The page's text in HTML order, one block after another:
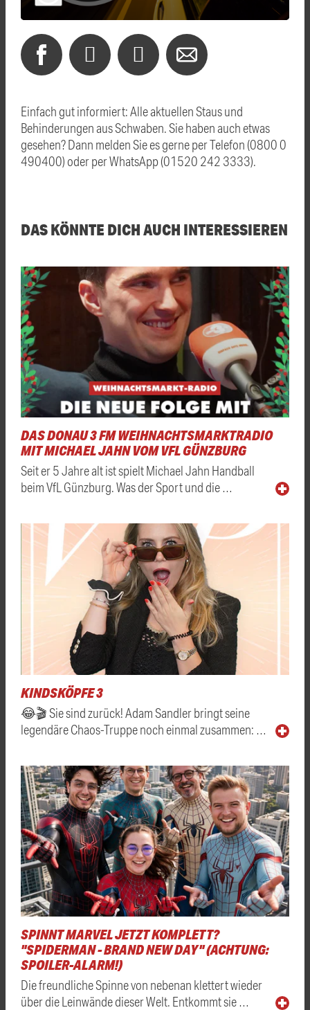
Einfach gut informiert: Alle aktuellen Staus und
Behinderungen aus Schwaben. Sie haben auch etwas
gesehen? Dann melden Sie es gerne per Telefon (0800 0
490400) oder per WhatsApp (01520 242 3333).
DAS KÖNNTE DICH AUCH INTERESSIEREN
DAS DONAU 3 FM WEIHNACHTSMARKTRADIO
MIT MICHAEL JAHN VOM VFL GÜNZBURG
Seit er 5 Jahre alt ist spielt Michael Jahn Handball
beim VfL Günzburg. Was der Sport und die …
KINDSKÖPFE 3
😂🎬 Sie sind zurück! Adam Sandler bringt seine
legendäre Chaos-Truppe noch einmal zusammen: …
SPINNT MARVEL JETZT KOMPLETT?
"SPIDERMAN - BRAND NEW DAY" (ACHTUNG:
SPOILER-ALARM!)
Die freundliche Spinne von nebenan klettert wieder
über die Leinwände dieser Welt. Entkommt sie …